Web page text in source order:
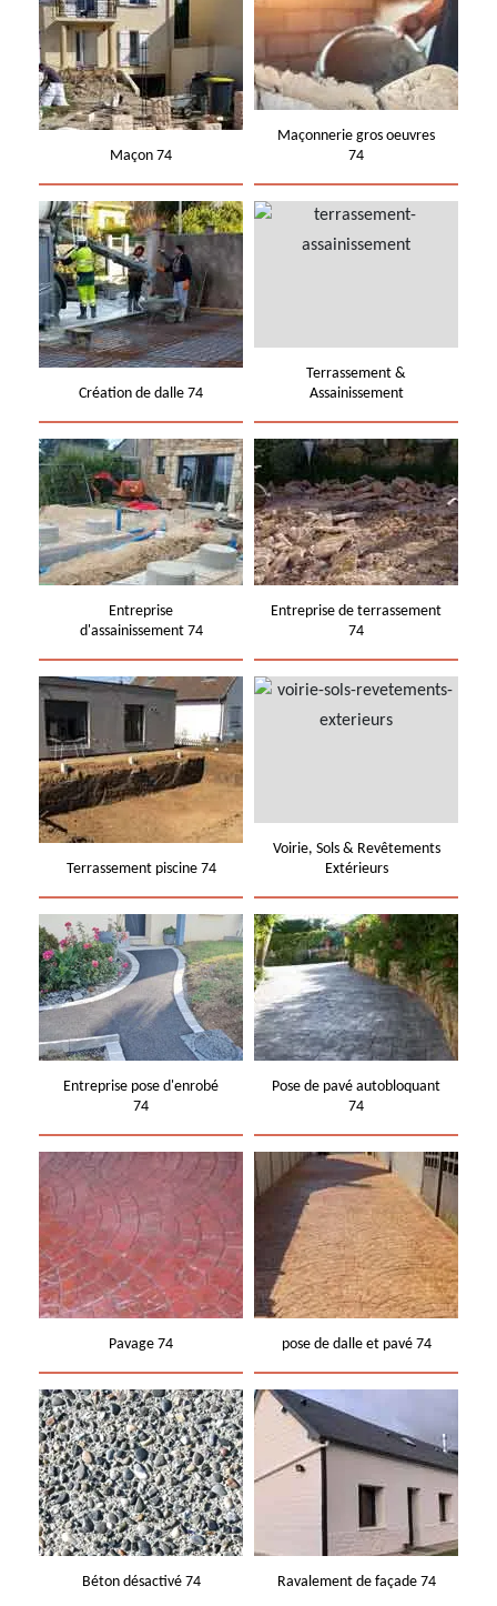
Maçon 74
Maçonnerie gros oeuvres
74
Création de dalle 74
Terrassement &
Assainissement
Entreprise
d'assainissement 74
Entreprise de terrassement
74
Terrassement piscine 74
Voirie, Sols & Revêtements
Extérieurs
Entreprise pose d'enrobé
74
Pose de pavé autobloquant
74
Pavage 74 pose de dalle et pavé 74
Béton désactivé 74 Ravalement de façade 74